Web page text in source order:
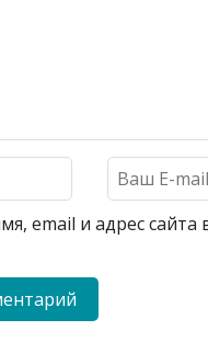
email и адрес